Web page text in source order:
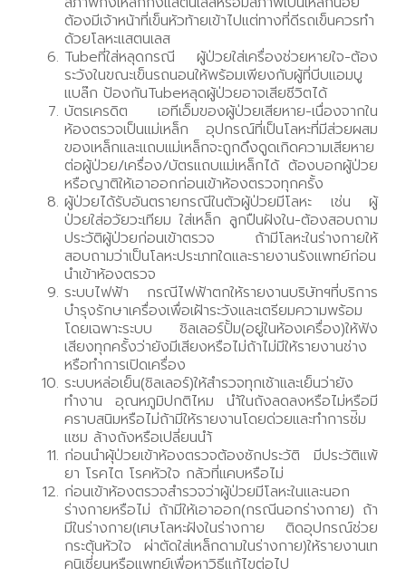
ต้องมีเจ้าหน้าที่เข็นหัวท้ายเข้าไปแต่ทางที่ดีรถเข็นควรทำ
ด้วยโลหะแสตนเลส
Tubeที่ใส่หลุดกรณี ผู้ป่วยใส่เครื่องช่วยหายใจ-ต้อง
ระวังในขณะเข็นรถนอนให้พร้อมเพียงกับผู้ที่บีบแอมบู
แบล๊ก ป้องกันTubeหลุดผู้ป่วยอาจเสียชีวิตได้
บัตรเครดิต เอทีเอ็มของผู้ป่วยเสียหาย-เนื่องจากใน
ห้องตรวจเป็นแม่เหล็ก อุปกรณ์ที่เป็นโลหะที่มีส่วยผสม
ของเหล็กและแถบแม่เหล็กจะถูกดึงดูดเกิดความเสียหาย
ต่อผู้ป่วย/เครื่อง/บัตรแถบแม่เหล็กได้ ต้องบอกผู้ป่วย
หรือญาติให้เอาออกก่อนเข้าห้องตรวจทุกครั้ง
ผู้ป่วยได้รับอันตรายกรณีในตัวผู้ป่วยมีโลหะ เช่น ผู้
ป่วยใส่อวัยวะเทียม ใส่เหล็ก ลูกปืนฝังใน-ต้องสอบถาม
ประวัติผู้ป่วยก่อนเข้าตรวจ ถ้ามีโลหะในร่างกายให้
สอบถามว่าเป็นโลหะประเภทใดและรายงานรังแพทย์ก่อน
นำเข้าห้องตรวจ
ระบบไฟฟ้า กรณีไฟฟ้าตกให้รายงานบริษัทฯที่บริการ
บำรุงรักษาเครื่องเพื่อเฝ้าระวังและเตรียมความพร้อม
โดยเฉพาะระบบ ชิลเลอร์ปั้ม(อยู่ในห้องเครื่อง)ให้ฟัง
เสียงทุกครั้งว่ายังมีเสียงหรือไม่ถ้าไม่มีให้รายงานช่าง
หรือทำการเปิดเครื่อง
ระบบหล่อเย็น(ชิลเลอร์)ให้สำรวจทุกเช้าและเย็นว่ายัง
ทำงาน อุณหภูมิปกติไหม นำ้ในถังลดลงหรือไม่หรือมี
คราบสนิมหรือไม่ถ้ามีให้รายงานโดยด่วยและทำการซ่ิม
แซม ล้างถังหรือเปลี่ยนนำ้
ก่อนนำผุ้ป่วยเข้าห้องตรวจต้องซักประวัติ มีประวัติแพ้
ยา โรคไต โรคหัวใจ กลัวที่แคบหรือไม่
ก่อนเข้าห้องตรวจสำรวจว่าผู้ป่วยมีโลหะในและนอก
ร่างกายหรือไม่ ถ้ามีให้เอาออก(กรณีนอกร่างกาย) ถ้า
มีในร่างกาย(เศษโลหะฝังในร่างกาย ติดอุปกรณ์ช่วย
กระตุ้นหัวใจ ผ่าตัดใส่เหล็กดามในร่างกาย)ให้รายงานเท
คนิเชี่ยนหรือแพทย์เพื่อหาวิธีแก้ไขต่อไป